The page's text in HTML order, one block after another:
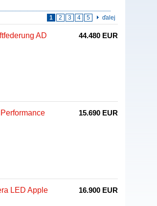
1 2 3 4 5 ďalej
44.480 EUR
AD
15.690 EUR
16.900 EUR
LED Apple